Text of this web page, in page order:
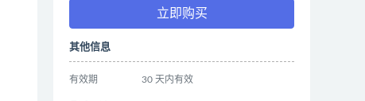
立即购买
其他信息
有效期 30 天内有效